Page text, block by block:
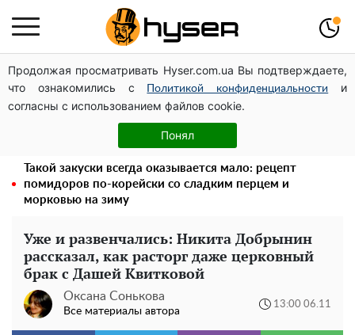
Продолжая просматривать Hyser.com.ua Вы подтверждаете,
что ознакомились с
Политикой конфиденциальности
и
согласны с использованием файлов cookie.
Понял
Новое убежище для осколков ОПЗЖ: как "Партия
мира" Новинского снова появилась в информационном
поле
Как участник боевых действий может оформить
льготу на оплату коммунальных услуг: инструкция
Такой закуски всегда оказывается мало: рецепт
помидоров по-корейски со сладким перцем и
морковью на зиму
Уже и развенчались: Никита Добрынин
рассказал, как расторг даже церковный
брак с Дашей Квитковой
Оксана Сонькова
Все материалы автора
13:00 06.11